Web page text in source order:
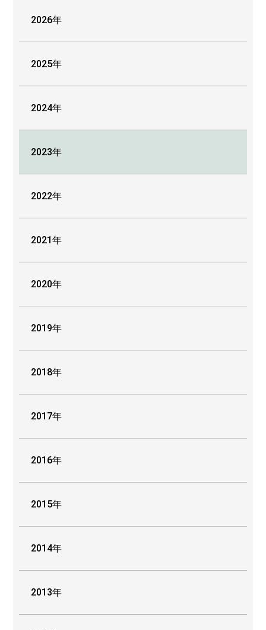
2026年
2025年
2024年
2023年
2022年
2021年
2020年
2019年
2018年
2017年
2016年
2015年
2014年
2013年